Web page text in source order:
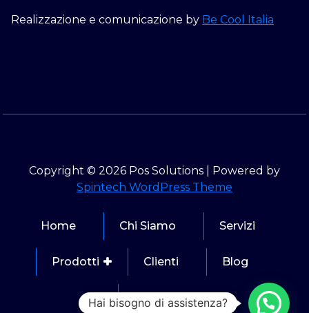
Realizzazione e comunicazione by Be Cool Italia
Copyright © 2026 Pos Solutions | Powered by
Spintech WordPress Theme
Home Chi Siamo Servizi
Prodotti Clienti Blog
Contatti
Hai bisogno di assistenza?